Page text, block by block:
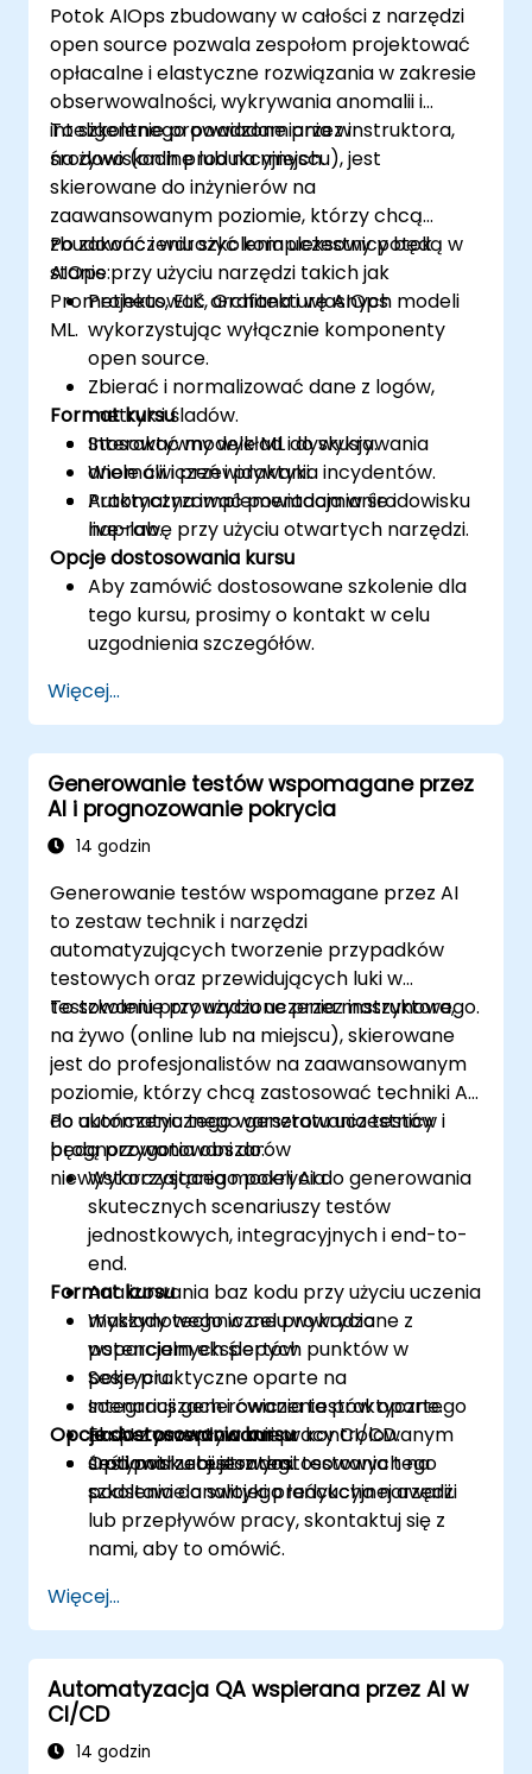
Potok AIOps zbudowany w całości z narzędzi
open source pozwala zespołom projektować
opłacalne i elastyczne rozwiązania w zakresie
obserwowalności, wykrywania anomalii i
inteligentnego powiadamiania w
środowiskach produkcyjnych.
To szkolenie prowadzone przez instruktora,
na żywo (online lub na miejscu), jest
skierowane do inżynierów na
zaawansowanym poziomie, którzy chcą
zbudować i wdrożyć kompleksowy potok
AIOps przy użyciu narzędzi takich jak
Prometheus, ELK, Grafana i własnych modeli
ML.
Po zakończeniu szkolenia uczestnicy będą w
stanie:
Projektować architekturę AIOps
wykorzystując wyłącznie komponenty
open source.
Zbierać i normalizować dane z logów,
metryk i śladów.
Stosować modele ML do wykrywania
anomalii i przewidywania incydentów.
Automatyzować powiadamianie i
naprawę przy użyciu otwartych narzędzi.
Format kursu
Interaktywny wykład i dyskusja.
Wiele ćwiczeń i praktyki.
Praktyczna implementacja w środowisku
live-lab.
Opcje dostosowania kursu
Aby zamówić dostosowane szkolenie dla
tego kursu, prosimy o kontakt w celu
uzgodnienia szczegółów.
Więcej...
Generowanie testów wspomagane przez
AI i prognozowanie pokrycia
14 godzin
Generowanie testów wspomagane przez AI
to zestaw technik i narzędzi
automatyzujących tworzenie przypadków
testowych oraz przewidujących luki w
testowaniu przy użyciu uczenia maszynowego.
To szkolenie prowadzone przez instruktora,
na żywo (online lub na miejscu), skierowane
jest do profesjonalistów na zaawansowanym
poziomie, którzy chcą zastosować techniki AI
do automatycznego generowania testów i
prognozowania obszarów
niewystarczającego pokrycia.
Po ukończeniu tego warsztatu uczestnicy
będą przygotowani do:
Wykorzystania modeli AI do generowania
skutecznych scenariuszy testów
jednostkowych, integracyjnych i end-to-
end.
Analizowania baz kodu przy użyciu uczenia
maszynowego w celu wykrycia
potencjalnych ślepych punktów w
pokryciu.
Integracji generowania testów opartego
na AI z przepływami pracy CI/CD.
Optymalizacji strategii testowych na
podstawie analityki predykcyjnej awarii.
Format kursu
Wykłady techniczne prowadzone z
wsparciem ekspertów.
Sesje praktyczne oparte na
scenariuszach i ćwiczenia praktyczne.
Eksperymentowanie w kontrolowanym
środowisku testowym.
Opcje dostosowania kursu
Jeśli potrzebujesz dostosowania tego
szkolenia do swojego łańcucha narzędzi
lub przepływów pracy, skontaktuj się z
nami, aby to omówić.
Więcej...
Automatyzacja QA wspierana przez AI w
CI/CD
14 godzin